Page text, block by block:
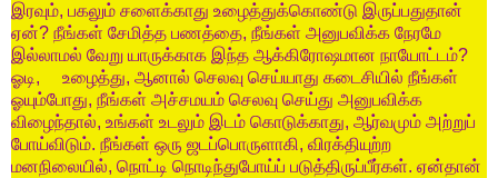
இரவும், பகலும் சளைக்காது உழைத்துக்கொண்டு இருப்பதுதான்
ஏன்? நீங்கள் சேமித்த பணத்தை, நீங்கள் அனுபவிக்க நேரமே
இல்லாமல் வேறு யாருக்காக இந்த ஆக்கிரோஷமான நாயோட்டம்?
ஓடி, உழைத்து, ஆனால் செலவு செய்யாது கடைசியில் நீங்கள்
ஓயும்போது, நீங்கள் அச்சமயம் செலவு செய்து அனுபவிக்க
விழைந்தால், உங்கள் உடலும் இடம் கொடுக்காது, ஆர்வமும் அற்றுப்
போய்விடும். நீங்கள் ஒரு ஜடப்பொருளாகி, விரக்தியுற்ற
மனநிலையில், நொட்டி நொடிந்துபோய்ப் படுத்திருப்பீர்கள். ஏன்தான்